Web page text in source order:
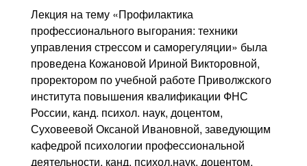
Лекция на тему «Профилактика
профессионального выгорания: техники
управления стрессом и саморегуляции» была
проведена Кожановой Ириной Викторовной,
проректором по учебной работе Приволжского
института повышения квалификации ФНС
России, канд. психол. наук, доцентом,
Суховеевой Оксаной Ивановной, заведующим
кафедрой психологии профессиональной
деятельности, канд. психол.наук, доцентом,